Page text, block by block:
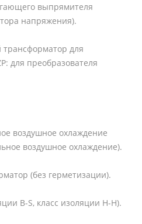
выпрямителя
напряжения).
для
для преобразователя
воздушное охлаждение
воздушное охлаждение).
(без герметизации).
B-S, класс изоляции H-H).